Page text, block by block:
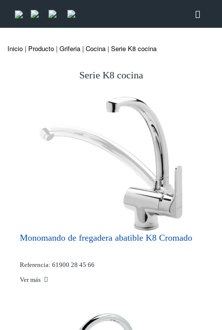
Inicio | Producto | Griferia | Cocina | Serie K8 cocina
Serie K8 cocina
Monomando de fregadera abatible K8 Cromado
Referencia: 61900 28 45 66
Ver más